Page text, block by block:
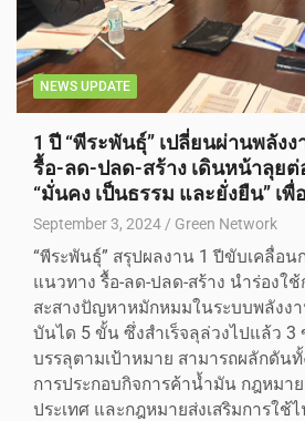
NEWS UPDATE
1 ปี “พีระพันธุ์” เปลี่ยนผ่านพลัง
รื้อ-ลด-ปลด-สร้าง เดินหน้าลุยต่
“มั่นคง เป็นธรรม และยั่งยืน” เ
September 3, 2024 Green Network
“พีระพันธุ์” สรุปผลงาน 1 ปีขับเคลื่อน
แนวทาง รื้อ-ลด-ปลด-สร้าง นำร่องใ
สะสางปัญหาหมักหมมในระบบพลังง
บันได 5 ขั้น ซึ่งสำเร็จลุล่วงไปแล้ว
บรรลุตามเป้าหมาย สามารถผลักดัน
การประกอบกิจการค้าน้ำมัน กฎหมา
ประเทศ และกฎหมายส่งเสริมการใช้